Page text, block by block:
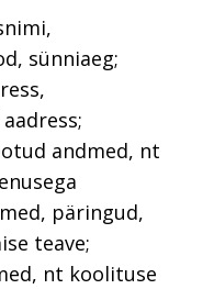
sünniaeg;
andmed, nt
päringud,
teave;
nt koolituse